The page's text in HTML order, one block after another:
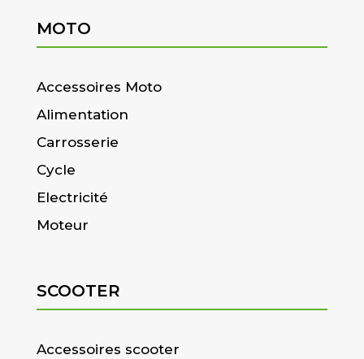
MOTO
Accessoires Moto
Alimentation
Carrosserie
Cycle
Electricité
Moteur
SCOOTER
Accessoires scooter